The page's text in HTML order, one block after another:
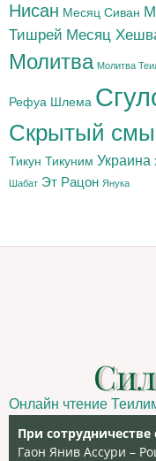
Нисан Месяц Сиван
Тишрей Месяц
Молитва Молитва
Рефуа Шлема
Скрытый
Тикун Тикуним Украина
Шабат Эт Рацон Янука
Онлайн чтение
При сотрудничестве
Гаон Янив Ассури –